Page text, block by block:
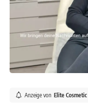
Anzeige von Elite Cosmetic